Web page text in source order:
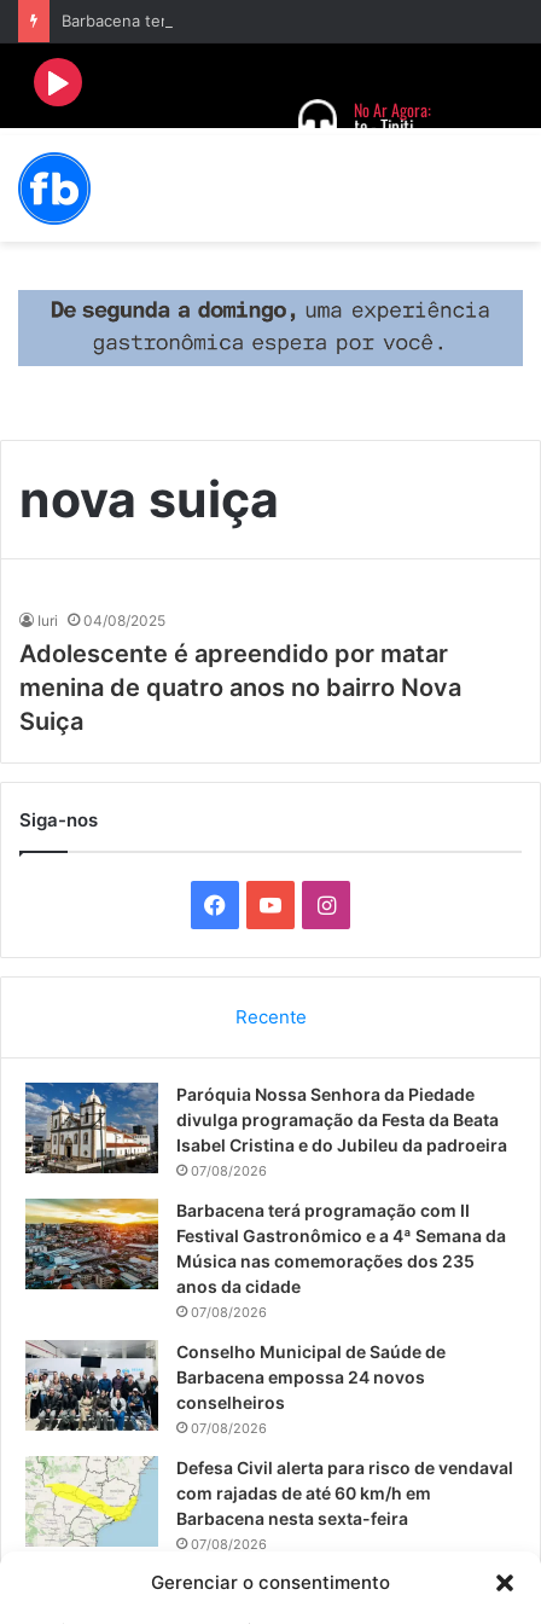
Gerenciar o consentimento
nova suiça
Iuri 04/08/2025
Adolescente é apreendido por matar
menina de quatro anos no bairro Nova
Suiça
Siga-nos
a
b
o
k
o
u
b
I
n
a
g
a
Recente
Paróquia Nossa Senhora da Piedade
divulga programação da Festa da Beata
Isabel Cristina e do Jubileu da padroeira
07/08/2026
Barbacena terá programação com II
Festival Gastronômico e a 4ª Semana da
Música nas comemorações dos 235
anos da cidade
07/08/2026
Conselho Municipal de Saúde de
Barbacena empossa 24 novos
conselheiros
07/08/2026
Defesa Civil alerta para risco de vendaval
com rajadas de até 60 km/h em
Barbacena nesta sexta-feira
07/08/2026
EPCAR tem a melhor nota do IDEB no